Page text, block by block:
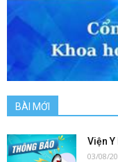
BÀI MỚI
Viện
03/08/